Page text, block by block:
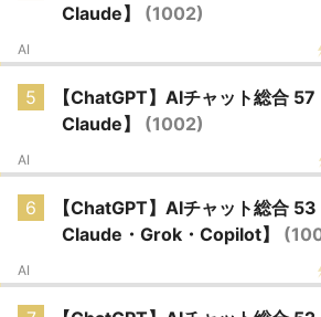
Claude】 (1002)
AI
5
【ChatGPT】AIチャット総合 57
Claude】 (1002)
AI
6
【ChatGPT】AIチャット総合
Claude・Grok・Copilot】
AI